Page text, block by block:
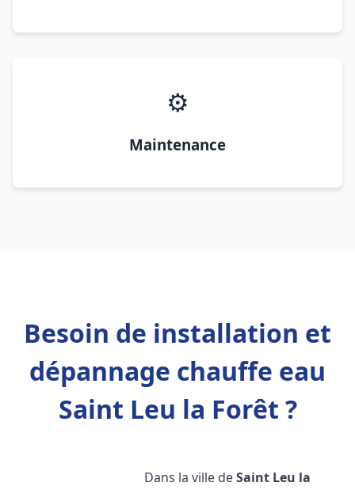
⚙️
Maintenance
Besoin de installation et
dépannage chauffe eau
Saint Leu la Forêt ?
Dans la ville deSaint Leu la